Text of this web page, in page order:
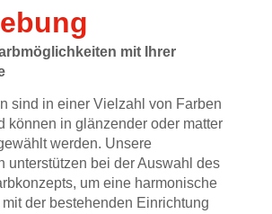
mit Ihrer
sind in einer Vielzahl von Farben
können in glänzender oder matter
werden. Unsere
unterstützen bei der Auswahl des
um eine harmonische
der bestehenden Einrichtung